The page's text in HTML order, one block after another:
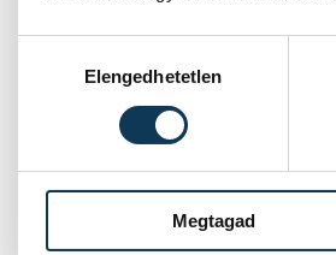
Elengedhetetlen
Megtagad